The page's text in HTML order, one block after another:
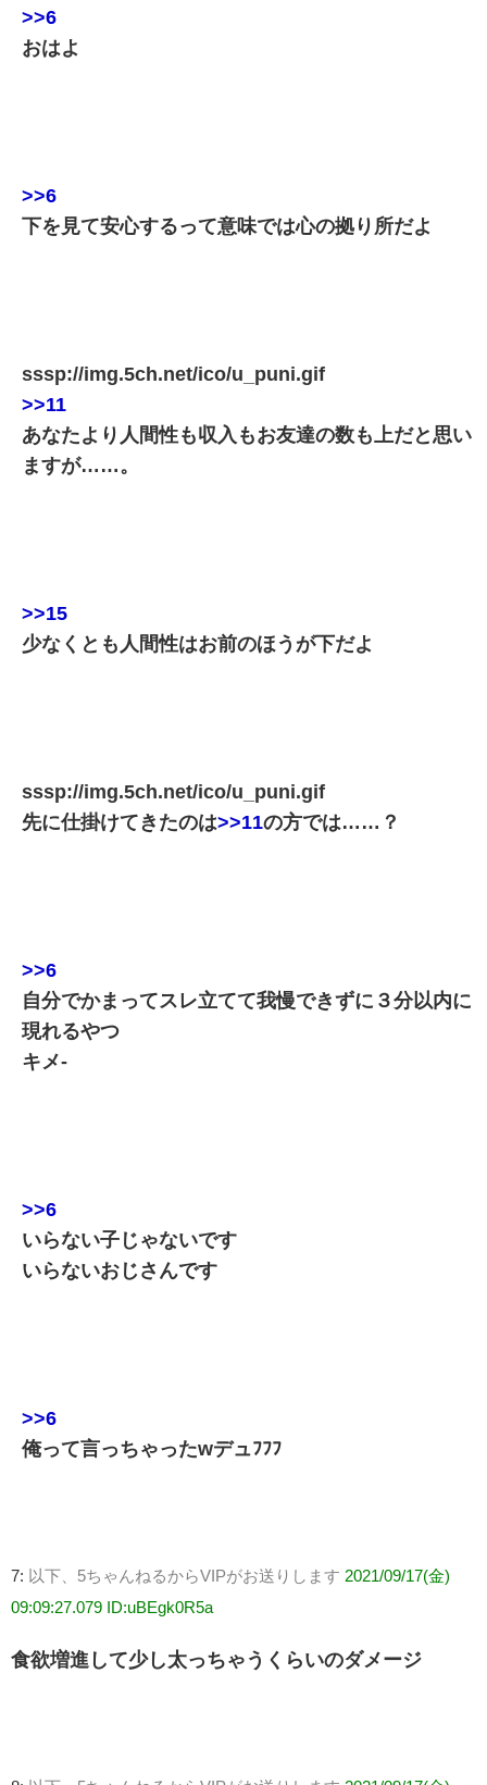
>>6
おはよ
>>6
下を見て安心するって意味では心の拠り所だよ
sssp://img.5ch.net/ico/u_puni.gif
>>11
あなたより人間性も収入もお友達の数も上だと思い
ますが……。
>>15
少なくとも人間性はお前のほうが下だよ
sssp://img.5ch.net/ico/u_puni.gif
先に仕掛けてきたのは>>11の方では……？
>>6
自分でかまってスレ立てて我慢できずに３分以内に
現れるやつ
キメ-
>>6
いらない子じゃないです
いらないおじさんです
>>6
俺って言っちゃったwデュﾌﾌﾌ
7: 以下、5ちゃんねるからVIPがお送りします 2021/09/17(金)
09:09:27.079 ID:uBEgk0R5a
食欲増進して少し太っちゃうくらいのダメージ